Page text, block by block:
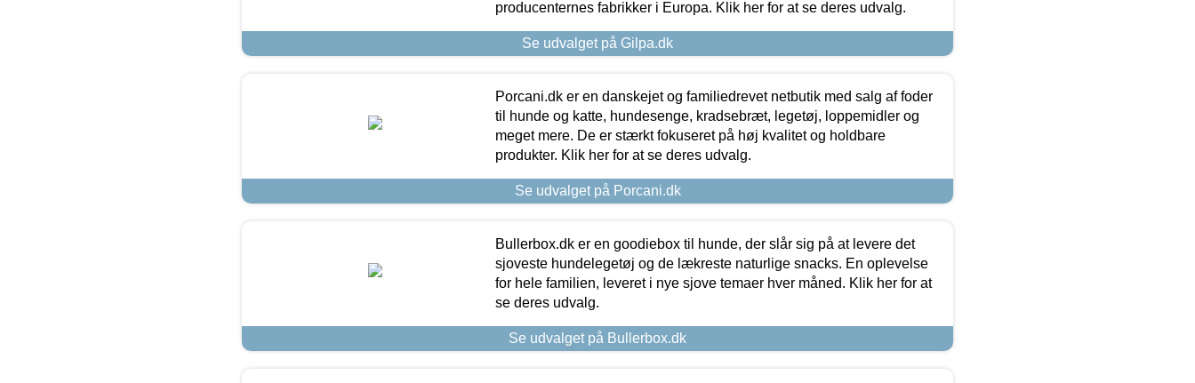
producenternes fabrikker i Europa. Klik her for at se deres udvalg.
Se udvalget på Gilpa.dk
Porcani.dk er en danskejet og familiedrevet netbutik med salg af foder
til hunde og katte, hundesenge, kradsebræt, legetøj, loppemidler og
meget mere. De er stærkt fokuseret på høj kvalitet og holdbare
produkter. Klik her for at se deres udvalg.
Se udvalget på Porcani.dk
Bullerbox.dk er en goodiebox til hunde, der slår sig på at levere det
sjoveste hundelegetøj og de lækreste naturlige snacks. En oplevelse
for hele familien, leveret i nye sjove temaer hver måned. Klik her for at
se deres udvalg.
Se udvalget på Bullerbox.dk